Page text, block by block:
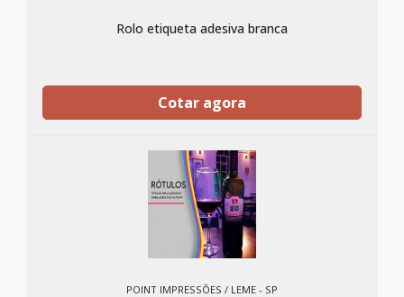
Rolo etiqueta adesiva branca
Cotar agora
POINT IMPRESSÕES / LEME - SP